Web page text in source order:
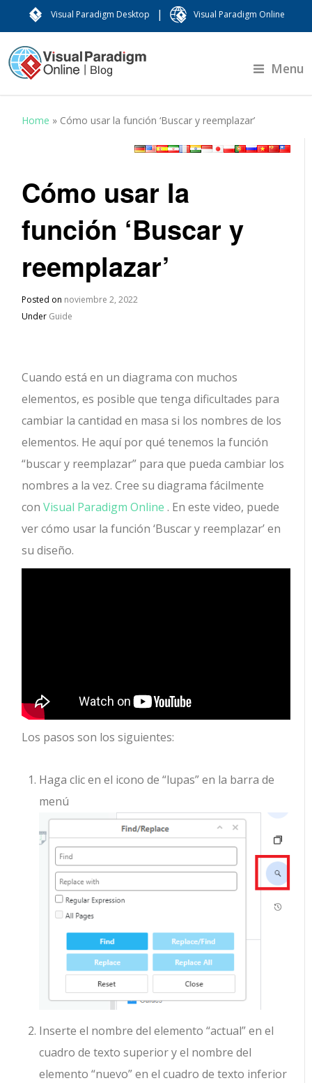
Visual Paradigm Desktop | Visual Paradigm Online
Menu
Home » Cómo usar la función ‘Buscar y reemplazar’
Cómo usar la
función ‘Buscar y
reemplazar’
Posted on noviembre 2, 2022
Under Guide
Cuando está en un diagrama con muchos
elementos, es posible que tenga dificultades para
cambiar la cantidad en masa si los nombres de los
elementos. He aquí por qué tenemos la función
“buscar y reemplazar” para que pueda cambiar los
nombres a la vez. Cree su diagrama fácilmente
conVisual Paradigm Online . En este video, puede
ver cómo usar la función ‘Buscar y reemplazar’ en
su diseño.
Los pasos son los siguientes:
Haga clic en el icono de “lupas” en la barra de
menú
Inserte el nombre del elemento “actual” en el
cuadro de texto superior y el nombre del
elemento “nuevo” en el cuadro de texto inferior